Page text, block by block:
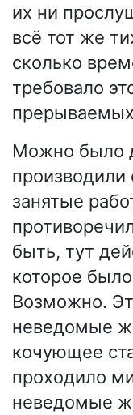
их ни
всё тот же
сколько
требовало
Можно было
занятые
быть, тут
которое
Возможно.
неведомые
кочующее
проходило
неведомые